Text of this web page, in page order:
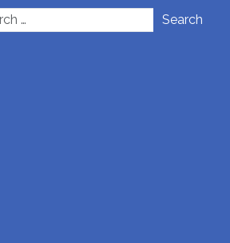
Search